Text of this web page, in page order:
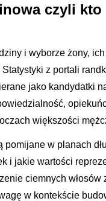
czyli
i wyborze żony,
z portali
jako kandydatki
większości
w planach
i jakie wartości
ciemnych włosów
w kontekście